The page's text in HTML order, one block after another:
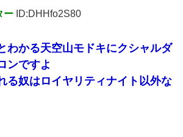
ー ID:DHHfo2S80
わかる天空山モドキにクシャルダ
ンですよ
る奴はロイヤリティナイト以外な